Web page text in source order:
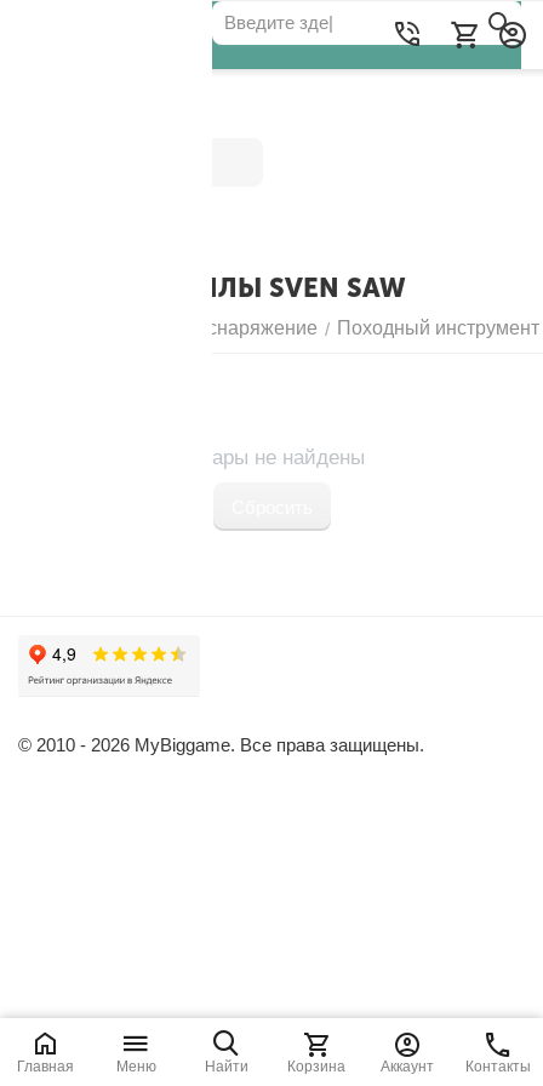
ЛУЧКОВЫЕ ПИЛЫ SVEN SAW
Походное снаряжение / Походный инструмент
Товары не найдены
© 2010 - 2026 MyBiggame. Все права защищены.
Главная Меню Найти Корзина Аккаунт Контакты